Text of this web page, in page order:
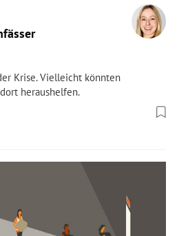
Krise. Vielleicht könnten
heraushelfen.